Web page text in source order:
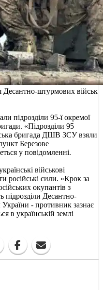
Десантно-штурмових військ
підрозділи 95-ї окремої
«Підрозділи 95
бригада ДШВ ЗСУ взяли
Березове
у повідомленні.
військові
російські сили. «Крок за
окупантів з
підрозділи Десантно-
- противник зазнає
в українській землі